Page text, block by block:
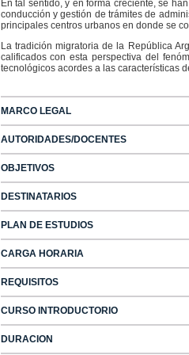
En tal sentido, y en forma creciente, se
conducción y gestión de trámites de
principales centros urbanos en donde se
La tradición migratoria de la República
calificados con esta perspectiva del
tecnológicos acordes a las características
MARCO LEGAL
AUTORIDADES/DOCENTES
OBJETIVOS
DESTINATARIOS
PLAN DE ESTUDIOS
CARGA HORARIA
REQUISITOS
CURSO INTRODUCTORIO
DURACION